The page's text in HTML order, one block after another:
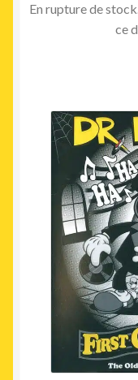
En rupture de
ce